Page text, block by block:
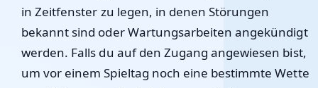
in Zeitfenster zu legen, in denen Störungen
bekannt sind oder Wartungsarbeiten angekündigt
werden. Falls du auf den Zugang angewiesen bist,
um vor einem Spieltag noch eine bestimmte Wette